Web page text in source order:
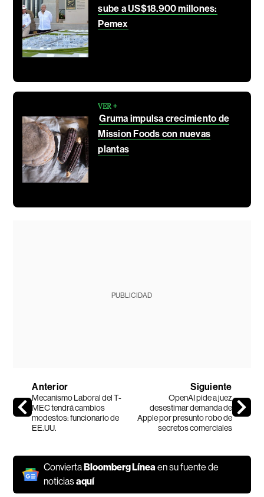
sube a US$18.900 millones:
Pemex
VER +
Gruma impulsa crecimiento de
Mission Foods con nuevas
plantas
PUBLICIDAD
Anterior
Mecanismo Laboral del T-
MEC tendrá cambios
modestos: funcionario de
EE.UU.
Siguiente
OpenAI pide a juez
desestimar demanda de
Apple por presunto robo de
secretos comerciales
ConviertaBloomberg Líneaen su fuente de
noticiasaquí